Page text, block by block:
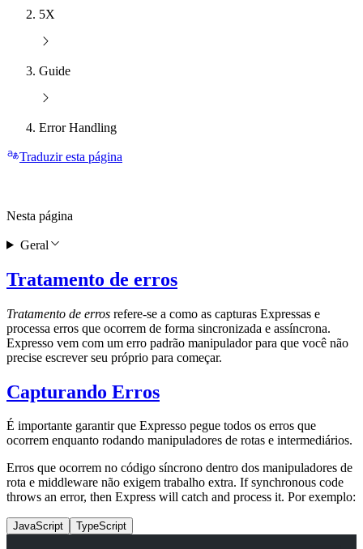
5X
Guide
Error Handling
Traduzir esta página
Tratamento de erros
Tratamento de erros refere-se a como as capturas Expressas e
processa erros que ocorrem de forma sincronizada e assíncrona.
Expresso vem com um erro padrão manipulador para que você não
precise escrever seu próprio para começar.
Capturando Erros
É importante garantir que Expresso pegue todos os erros que
ocorrem enquanto rodando manipuladores de rotas e intermediários.
Erros que ocorrem no código síncrono dentro dos manipuladores de
rota e middleware não exigem trabalho extra. If synchronous code
throws an error, then Express will catch and process it. Por exemplo:
JavaScript TypeScript
Nesta página
Geral